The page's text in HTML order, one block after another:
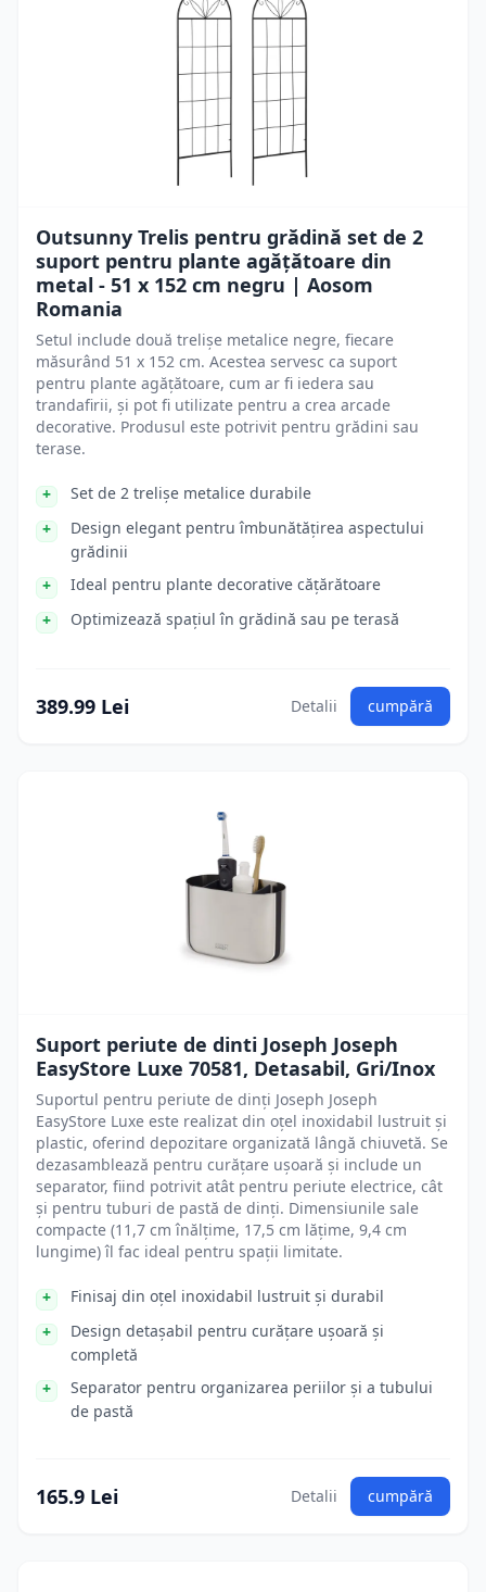
Outsunny Trelis pentru grădină set de 2
suport pentru plante agățătoare din
metal - 51 x 152 cm negru | Aosom
Romania
Setul include două trelișe metalice negre, fiecare
măsurând 51 x 152 cm. Acestea servesc ca suport
pentru plante agățătoare, cum ar fi iedera sau
trandafirii, și pot fi utilizate pentru a crea arcade
decorative. Produsul este potrivit pentru grădini sau
terase.
Set de 2 trelișe metalice durabile
Design elegant pentru îmbunătățirea aspectului
grădinii
Ideal pentru plante decorative cățărătoare
Optimizează spațiul în grădină sau pe terasă
389.99 Lei Detalii cumpără
Suport periute de dinti Joseph Joseph
EasyStore Luxe 70581, Detasabil, Gri/Inox
Suportul pentru periute de dinți Joseph Joseph
EasyStore Luxe este realizat din oțel inoxidabil lustruit și
plastic, oferind depozitare organizată lângă chiuvetă. Se
dezasamblează pentru curățare ușoară și include un
separator, fiind potrivit atât pentru periute electrice, cât
și pentru tuburi de pastă de dinți. Dimensiunile sale
compacte (11,7 cm înălțime, 17,5 cm lățime, 9,4 cm
lungime) îl fac ideal pentru spații limitate.
Finisaj din oțel inoxidabil lustruit și durabil
Design detașabil pentru curățare ușoară și
completă
Separator pentru organizarea periilor și a tubului
de pastă
165.9 Lei Detalii cumpără